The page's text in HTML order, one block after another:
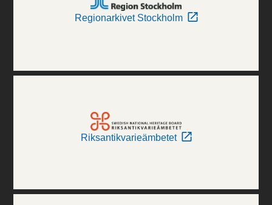
Regionarkivet Stockholm
Riksantikvarieämbetet